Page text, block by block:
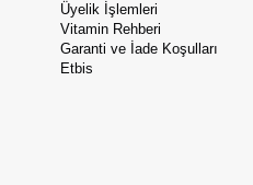
Üyelik İşlemleri
Vitamin Rehberi
Garanti ve İade Koşulları
Etbis